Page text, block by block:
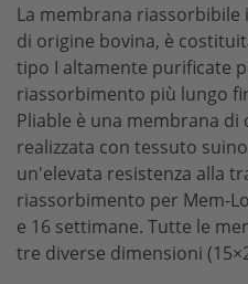
La membrana riassorbibile
di origine bovina, è
tipo I altamente purificate
riassorbimento più lungo
Pliable è una membrana di
realizzata con tessuto
un'elevata resistenza alla
riassorbimento per Mem-
e 16 settimane. Tutte le
tre diverse dimensioni